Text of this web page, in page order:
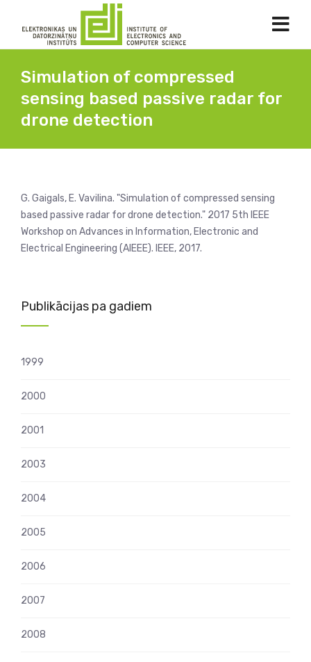
Simulation of compressed
sensing based passive radar for
drone detection
G. Gaigals, E. Vavilina. "Simulation of compressed sensing
based passive radar for drone detection." 2017 5th IEEE
Workshop on Advances in Information, Electronic and
Electrical Engineering (AIEEE). IEEE, 2017.
Publikācijas pa gadiem
1999
2000
2001
2003
2004
2005
2006
2007
2008